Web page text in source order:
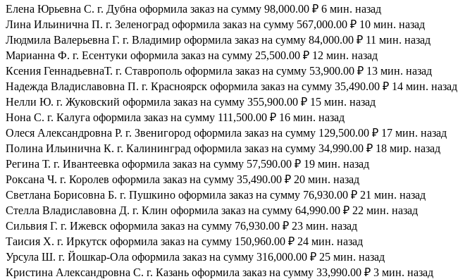
Елена Юрьевна С. г. Дубна оформила заказ на сумму 98,000.00 ₽ 6 мин. назад
Лина Ильинична П. г. Зеленоград оформила заказ на сумму 567,000.00 ₽ 10 мин. назад
Людмила Валерьевна Г. г. Владимир оформила заказ на сумму 84,000.00 ₽ 11 мин. назад
Марианна Ф. г. Есентуки оформила заказ на сумму 25,500.00 ₽ 12 мин. назад
Ксения ГеннадьевнаТ. г. Ставрополь оформила заказ на сумму 53,900.00 ₽ 13 мин. назад
Надежда Владиславовна П. г. Красноярск оформила заказ на сумму 35,490.00 ₽ 14 мин. назад
Нелли Ю. г. Жуковский оформила заказ на сумму 355,900.00 ₽ 15 мин. назад
Нона С. г. Калуга оформила заказ на сумму 111,500.00 ₽ 16 мин. назад
Олеся Александровна Р. г. Звенигород оформила заказ на сумму 129,500.00 ₽ 17 мин. назад
Полина Ильинична К. г. Калининград оформила заказ на сумму 34,990.00 ₽ 18 мир. назад
Регина Т. г. Ивантеевка оформила заказ на сумму 57,590.00 ₽ 19 мин. назад
Роксана Ч. г. Королев оформила заказ на сумму 35,490.00 ₽ 20 мин. назад
Светлана Борисовна Б. г. Пушкино оформила заказ на сумму 76,930.00 ₽ 21 мин. назад
Стелла Владиславовна Д. г. Клин оформила заказ на сумму 64,990.00 ₽ 22 мин. назад
Сильвия Г. г. Ижевск оформила заказ на сумму 76,930.00 ₽ 23 мин. назад
Таисия Х. г. Иркутск оформила заказ на сумму 150,960.00 ₽ 24 мин. назад
Урсула Ш. г. Йошкар-Ола оформила заказ на сумму 316,000.00 ₽ 25 мин. назад
Кристина Александровна С. г. Казань оформила заказ на сумму 33,990.00 ₽ 3 мин. назад